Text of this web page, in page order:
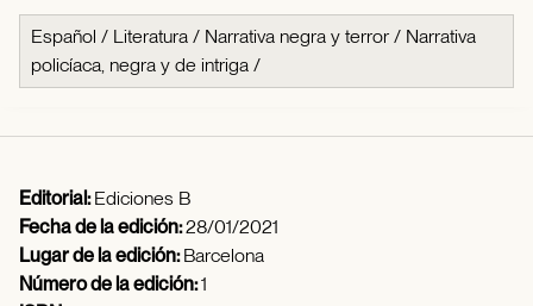
Español / Literatura / Narrativa negra y terror / Narrativa
policíaca, negra y de intriga /
Editorial:Ediciones B
Fecha de la edición:28/01/2021
Lugar de la edición:Barcelona
Número de la edición:1